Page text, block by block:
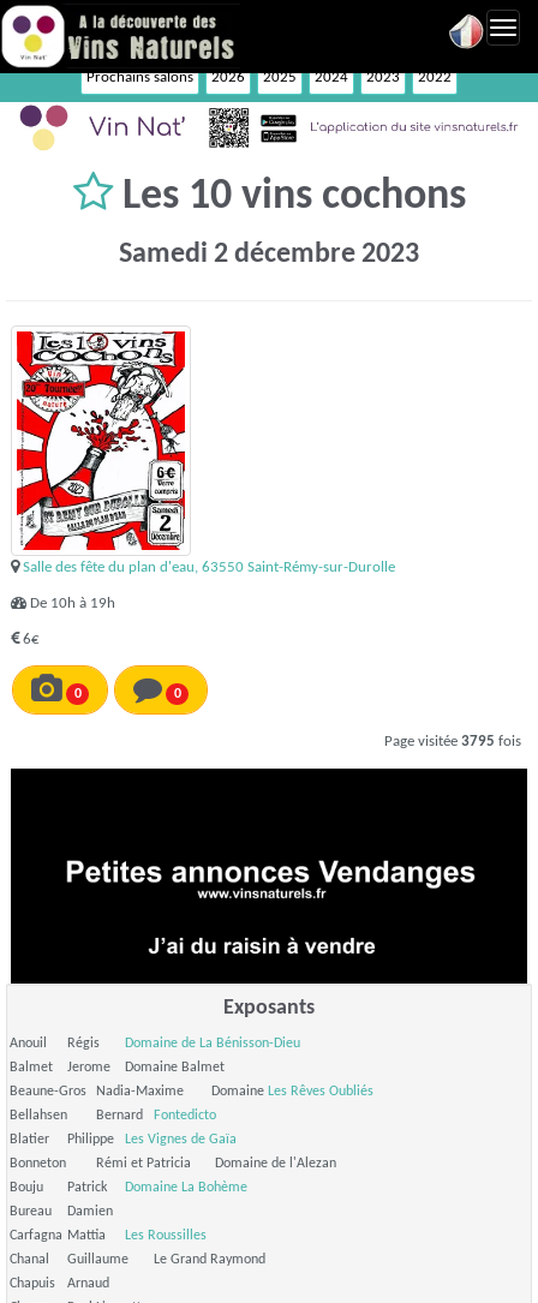
Prochains salons 2026 2025 2024 2023 2022
Les 10 vins cochons
Samedi 2 décembre 2023
Salle des fête du plan d'eau, 63550 Saint-Rémy-sur-Durolle
De 10h à 19h
6€
0 0
Page visitée 3795 fois
Exposants
Anouil Régis
Domaine de La Bénisson-Dieu
Balmet
Jerome
Domaine Balmet
Beaune-Gros
Nadia-Maxime Domaine Les Rêves Oubliés
Bellahsen
Bernard
Fontedicto
Blatier
Philippe
Les Vignes de Gaïa
Bonneton
Rémi et Patricia
Domaine de l'Alezan
Bouju
Patrick
Domaine La Bohème
Bureau
Damien
Carfagna Mattia
Les Roussilles
Chanal
Guillaume
Le Grand Raymond
Chapuis
Arnaud